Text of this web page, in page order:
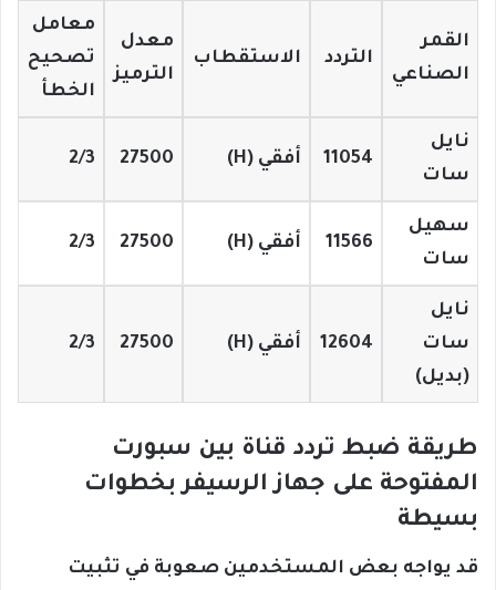
القمر
الصناعي
التردد الاستقطاب
معدل
الترميز
معامل
تصحيح
الخطأ
نايل
سات
11054 أفقي (H) 27500
2/3
سهيل
سات
11566 أفقي (H) 27500
2/3
نايل
سات
(بديل)
12604 أفقي (H) 27500
2/3
طريقة ضبط تردد قناة بين سبورت
المفتوحة على جهاز الرسيفر بخطوات
بسيطة
قد يواجه بعض المستخدمين صعوبة في تثبيت